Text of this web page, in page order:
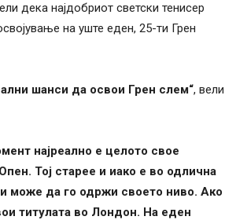
дека најдобриот светски тенисер
на уште еден, 25-ти Грен
шанси да освои Грен слем“, вели
најреално е целото свое
Тој старее и иако е во одлична
може да го одржи своето ниво. Ако
титулата во Лондон. На еден